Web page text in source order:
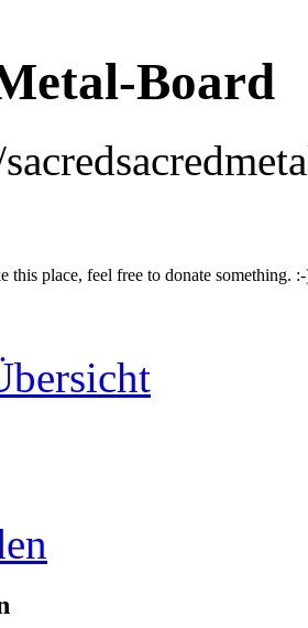
Board
this place, feel free to donate something.